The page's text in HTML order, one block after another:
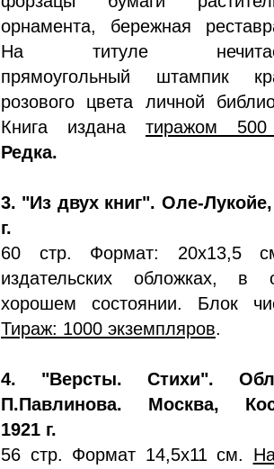
орнамента, бережная
На титуле
прямоугольный штампик
розового цвета личной
Книга издана тиражом
Редка.
3. "Из двух книг". Оле-Лукойе,
г.
60 стр. Формат: 20х13,5
издательских обложках, в
хорошем состоянии. Блок
Тираж: 1000 экземпляров.
4. "Версты. Стихи".
П.Павлинова. Москва,
1921 г.
56 стр. Формат 14,5х11 см.